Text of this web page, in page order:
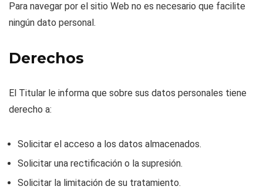
Para navegar por el sitio Web no es necesario que facilite
ningún dato personal.
Derechos
El Titular le informa que sobre sus datos personales tiene
derecho a:
Solicitar el acceso a los datos almacenados.
Solicitar una rectificación o la supresión.
Solicitar la limitación de su tratamiento.